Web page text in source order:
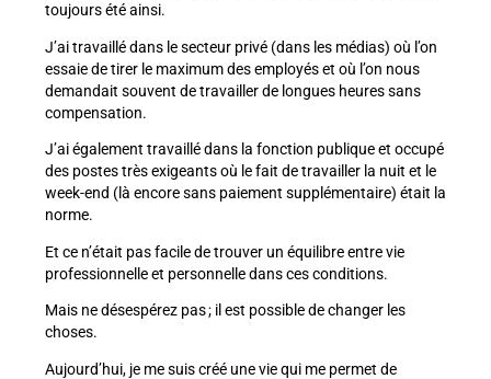
toujours été ainsi.
J’ai travaillé dans le secteur privé (dans les médias) où l’on
essaie de tirer le maximum des employés et où l’on nous
demandait souvent de travailler de longues heures sans
compensation.
J’ai également travaillé dans la fonction publique et occupé
des postes très exigeants où le fait de travailler la nuit et le
week-end (là encore sans paiement supplémentaire) était la
norme.
Et ce n’était pas facile de trouver un équilibre entre vie
professionnelle et personnelle dans ces conditions.
Mais ne désespérez pas ; il est possible de changer les
choses.
Aujourd’hui, je me suis créé une vie qui me permet de